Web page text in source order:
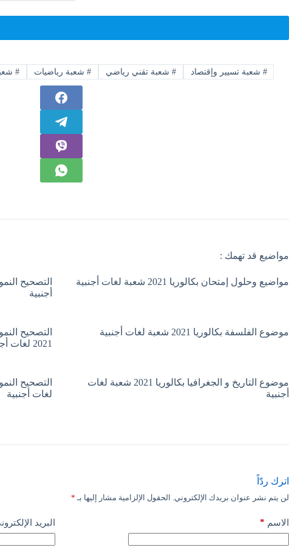
# شعبة تسيير وإقتصاد # شعبة تقني رياضي # شعبة رياضيات #
مواضيع قد تهمك :
مواضيع وحلول إمتحان بكالوريا 2021 شعبة لغات أجنبية
أجنبية
موضوع الفلسفة بكالوريا 2021 شعبة لغات أجنبية
التصحيح
2021 لغات أجنبية
موضوع التاريخ و الجغرافيا بكالوريا 2021 شعبة لغات
أجنبية
لغات أجنبية
اترك ردّاً
لن يتم نشر عنوان بريدك الإلكتروني. الحقول الإلزامية مشار إليها بـ *
الاسم * البريد